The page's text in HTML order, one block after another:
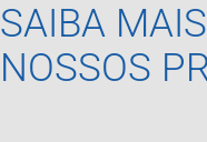
SAIBA
NOSSOS